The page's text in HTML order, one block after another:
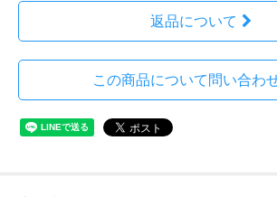
返品について
この商品について問い合わ